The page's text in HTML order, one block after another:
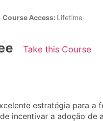
Course Access: Lifetime
Take this Course
estratégia para a
incentivar a adoção de